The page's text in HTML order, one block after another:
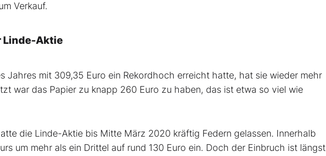
Verkauf.
Linde-Aktie
Jahres mit 309,35 Euro ein Rekordhoch erreicht hatte, hat sie wieder mehr
war das Papier zu knapp 260 Euro zu haben, das ist etwa so viel wie
die Linde-Aktie bis Mitte März 2020 kräftig Federn gelassen. Innerhalb
um mehr als ein Drittel auf rund 130 Euro ein. Doch der Einbruch ist längst